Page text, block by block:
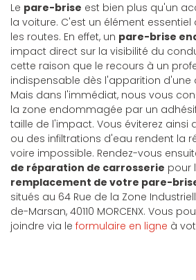
Le pare-brise est bien plus qu'un
la voiture. C'est un élément
les routes. En effet, un pare-brise
impact direct sur la visibilité du
cette raison que le recours à un
indispensable dès l'apparition d'une
Mais dans l'immédiat, nous vous
la zone endommagée par un
taille de l'impact. Vous éviterez ainsi
ou des infiltrations d'eau rendent la
voire impossible. Rendez-vous
de réparation de carrosserie pour
remplacement de votre pare-
situés au 64 Rue de la Zone
de-Marsan, 40110 MORCENX. Vous
joindre via le formulaire en ligne à